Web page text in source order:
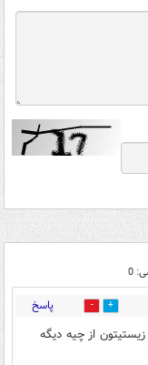
0
39 پاسخ
از چیه دیگه